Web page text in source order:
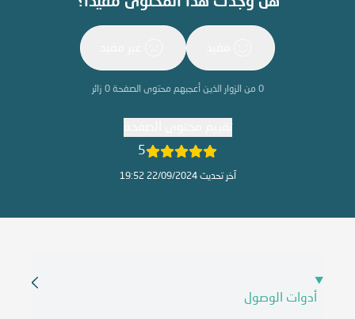
0 من الزوار الذين أعجبهم محتوى الصفحة0 زائر
5
آخر تحديث 22/09/2024 19:52
أدوات الوصول